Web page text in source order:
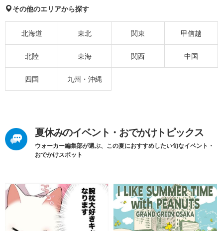
その他のエリアから探す
北海道 東北 関東 甲信越
北陸 東海 関西 中国
四国 九州・沖縄
夏休みのイベント・おでかけトピックス
ウォーカー編集部が選ぶ、この夏におすすめしたい旬なイベント・
おでかけスポット